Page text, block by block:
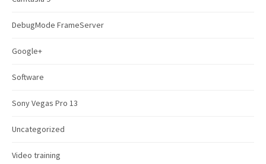
DebugMode FrameServer
Google+
Software
Sony Vegas Pro 13
Uncategorized
Video training